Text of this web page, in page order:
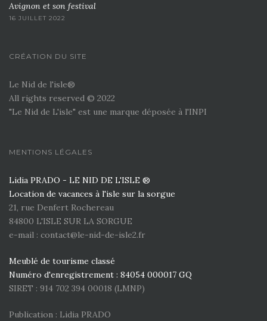
Avignon et son festival
16 JUILLET 2022
CRÉATION DU SITE
Le Nid de l'isle®
All rights reserved © 2022
"Le Nid de L'isle" est une marque déposée à l'INPI
MENTIONS LÉGALES
Lidia PRADO - LE NID DE L'ISLE ®
Location de vacances à l'isle sur la sorgue
21, rue Denfert Rochereau
84800 L'ISLE SUR LA SORGUE
e-mail : contact@le-nid-de-isle2.fr
Meublé de tourisme classé
Numéro d'enregistrement : 84054 000017 GQ
SIRET : 914 702 394 00018 (LMNP)
Publication : Lidia PRADO